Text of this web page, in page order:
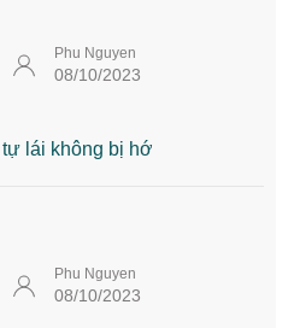
Phu Nguyen
08/10/2023
lái không bị hớ
Phu Nguyen
08/10/2023